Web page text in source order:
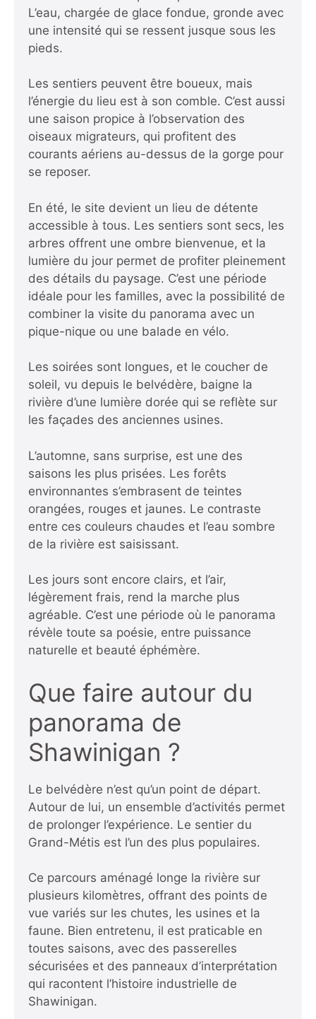
L’eau, chargée de glace fondue, gronde avec
une intensité qui se ressent jusque sous les
pieds.
Les sentiers peuvent être boueux, mais
l’énergie du lieu est à son comble. C’est aussi
une saison propice à l’observation des
oiseaux migrateurs, qui profitent des
courants aériens au-dessus de la gorge pour
se reposer.
En été, le site devient un lieu de détente
accessible à tous. Les sentiers sont secs, les
arbres offrent une ombre bienvenue, et la
lumière du jour permet de profiter pleinement
des détails du paysage. C’est une période
idéale pour les familles, avec la possibilité de
combiner la visite du panorama avec un
pique-nique ou une balade en vélo.
Les soirées sont longues, et le coucher de
soleil, vu depuis le belvédère, baigne la
rivière d’une lumière dorée qui se reflète sur
les façades des anciennes usines.
L’automne, sans surprise, est une des
saisons les plus prisées. Les forêts
environnantes s’embrasent de teintes
orangées, rouges et jaunes. Le contraste
entre ces couleurs chaudes et l’eau sombre
de la rivière est saisissant.
Les jours sont encore clairs, et l’air,
légèrement frais, rend la marche plus
agréable. C’est une période où le panorama
révèle toute sa poésie, entre puissance
naturelle et beauté éphémère.
Que faire autour du
panorama de
Shawinigan ?
Le belvédère n’est qu’un point de départ.
Autour de lui, un ensemble d’activités permet
de prolonger l’expérience. Le sentier du
Grand-Métis est l’un des plus populaires.
Ce parcours aménagé longe la rivière sur
plusieurs kilomètres, offrant des points de
vue variés sur les chutes, les usines et la
faune. Bien entretenu, il est praticable en
toutes saisons, avec des passerelles
sécurisées et des panneaux d’interprétation
qui racontent l’histoire industrielle de
Shawinigan.